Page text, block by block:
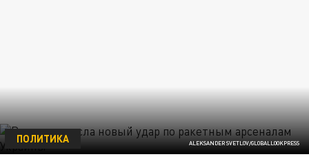
ALEKSANDER SVETLOV/GLOBALLOOKPRESS
ПОЛИТИКА